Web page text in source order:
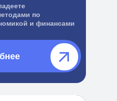
по
и финансами